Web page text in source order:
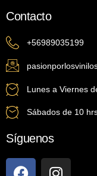
Contacto
+56989035199
Lunes a Viernes
Sábados de 10
Síguenos